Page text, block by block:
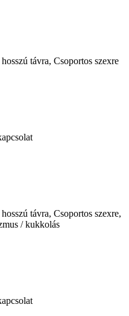
távra, Csoportos szexre
távra, Csoportos szexre,
/ kukkolás